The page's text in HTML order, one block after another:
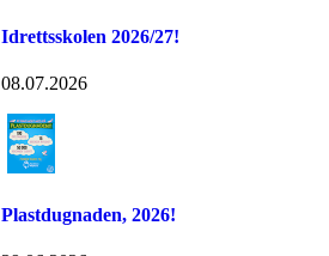
Idrettsskolen 2026/27!
08.07.2026
Plastdugnaden, 2026!